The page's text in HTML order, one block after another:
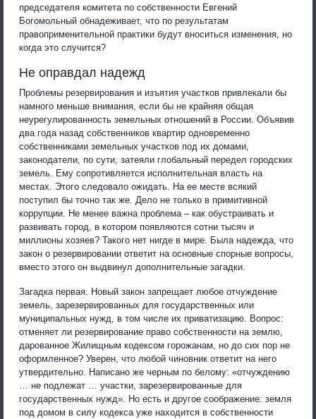
председателя комитета по собственности Евгений
Богомольный обнадеживает, что по результатам
правоприменительной практики будут вноситься изменения, но
когда это случится?
Не оправдал надежд
Проблемы резервирования и изъятия участков привлекали бы
намного меньше внимания, если бы не крайняя общая
неурегулированность земельных отношений в России. Объявив
два года назад собственников квартир одновременно
собственниками земельных участков под их домами,
законодатели, по сути, затеяли глобальный передел городских
земель. Ему сопротивляется исполнительная власть на
местах. Этого следовало ожидать. На ее месте всякий
поступил бы точно так же. Дело не только в примитивной
коррупции. Не менее важна проблема – как обустраивать и
развивать город, в котором появляются сотни тысяч и
миллионы хозяев? Такого нет нигде в мире. Была надежда, что
закон о резервировании ответит на основные спорные вопросы,
вместо этого он выдвинул дополнительные загадки.
Загадка первая. Новый закон запрещает любое отчуждение
земель, зарезервированных для государственных или
муниципальных нужд, в том числе их приватизацию. Вопрос:
отменяет ли резервирование право собственности на землю,
дарованное Жилищным кодексом горожанам, но до сих пор не
оформленное? Уверен, что любой чиновник ответит на него
утвердительно. Написано же черным по белому: «отчуждению
… не подлежат … участки, зарезервированные для
государственных нужд». Но есть и другое соображение: земля
под домом в силу кодекса уже находится в собственности